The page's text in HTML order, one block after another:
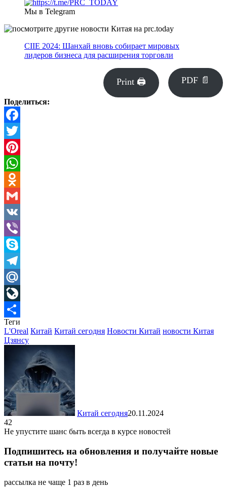
Мы в Telegram
CIIE 2024: Шанхай вновь собирает мировых
лидеров бизнеса для расширения торговли
Print 🖨 PDF 📄
Поделиться:
Facebook
Twitter
Pinterest
WhatsApp
Odnoklassniki
Gmail
VK
Viber
Skype
Telegram
Mail.Ru
LiveJournal
Отправить
Теги
L'Oreal Китай Китай сегодня Новости Китай новости Китая
Цзянсу
Китай сегодня20.11.2024
42
Не упустите шанс быть всегда в курсе новостей
Подпишитесь на обновления и получайте новые
статьи на почту!
рассылка не чаще 1 раз в день